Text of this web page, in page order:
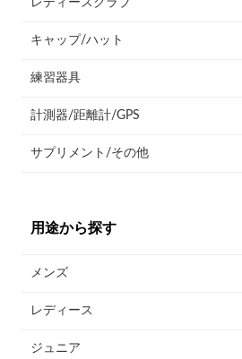
レディースクラブ
キャップ/ハット
練習器具
計測器/距離計/GPS
サプリメント/その他
用途から探す
メンズ
レディース
ジュニア